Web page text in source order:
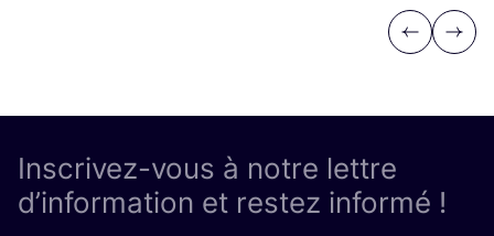
Previous
Next
Inscrivez-vous à notre lettre
d’information et restez informé !